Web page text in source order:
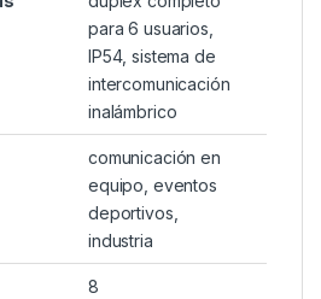
para 6 usuarios,
IP54, sistema de
intercomunicación
inalámbrico
comunicación en
equipo, eventos
deportivos,
industria
8